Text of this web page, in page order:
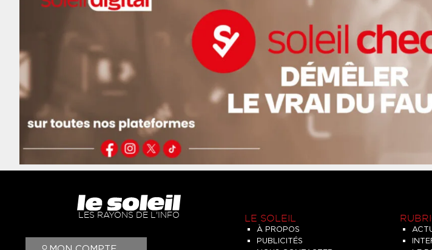
LES RAYONS DE L'INFO LE SOLEIL
À PROPOS
PUBLICITÉS